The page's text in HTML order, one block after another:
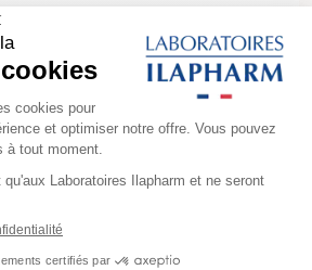
apportées à 100% des Valeurs
Référence (VNR)